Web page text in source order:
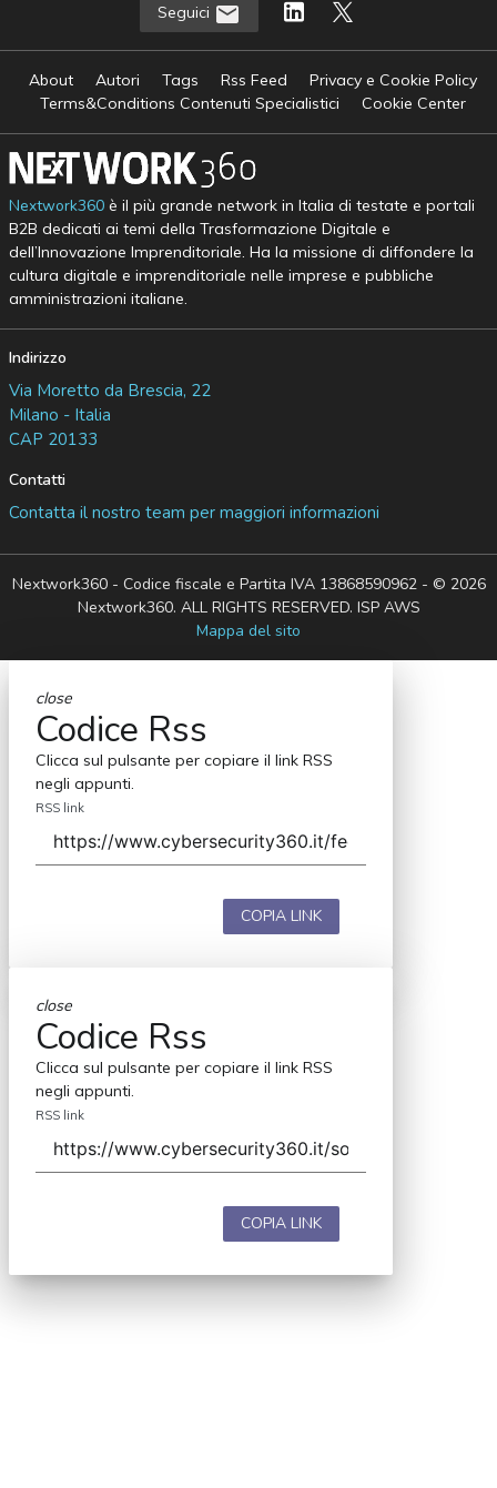
Seguici
About Autori Tags Rss Feed
Privacy e Cookie Policy
Terms&Conditions Contenuti Specialistici
Cookie Center
Nextwork360è il più grande network in Italia di testate e portali
B2B dedicati ai temi della Trasformazione Digitale e
dell’Innovazione Imprenditoriale. Ha la missione di diffondere la
cultura digitale e imprenditoriale nelle imprese e pubbliche
amministrazioni italiane.
Indirizzo
Via Moretto da Brescia, 22
Milano - Italia
CAP 20133
Contatti
Contatta il nostro team per maggiori informazioni
Nextwork360 - Codice fiscale e Partita IVA 13868590962 - © 2026
Nextwork360. ALL RIGHTS RESERVED. ISP AWS
Mappa del sito
close
Codice Rss
Clicca sul pulsante per copiare il link RSS
negli appunti.
RSS link
COPIA LINK
close
Codice Rss
Clicca sul pulsante per copiare il link RSS
negli appunti.
RSS link
COPIA LINK